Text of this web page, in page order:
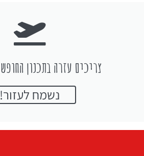
צריכים עזרה בתכנון
נשמח לעזור!